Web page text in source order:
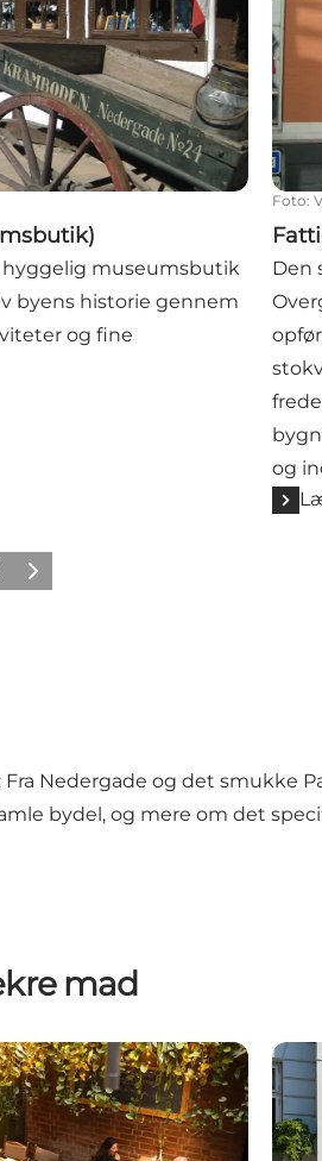
hyggelig museumsbutik
byens historie gennem
og fine
Foto:
Den
og
Næste
Nedergade og det smukke
bydel, og mere om det
mad
Odense Café